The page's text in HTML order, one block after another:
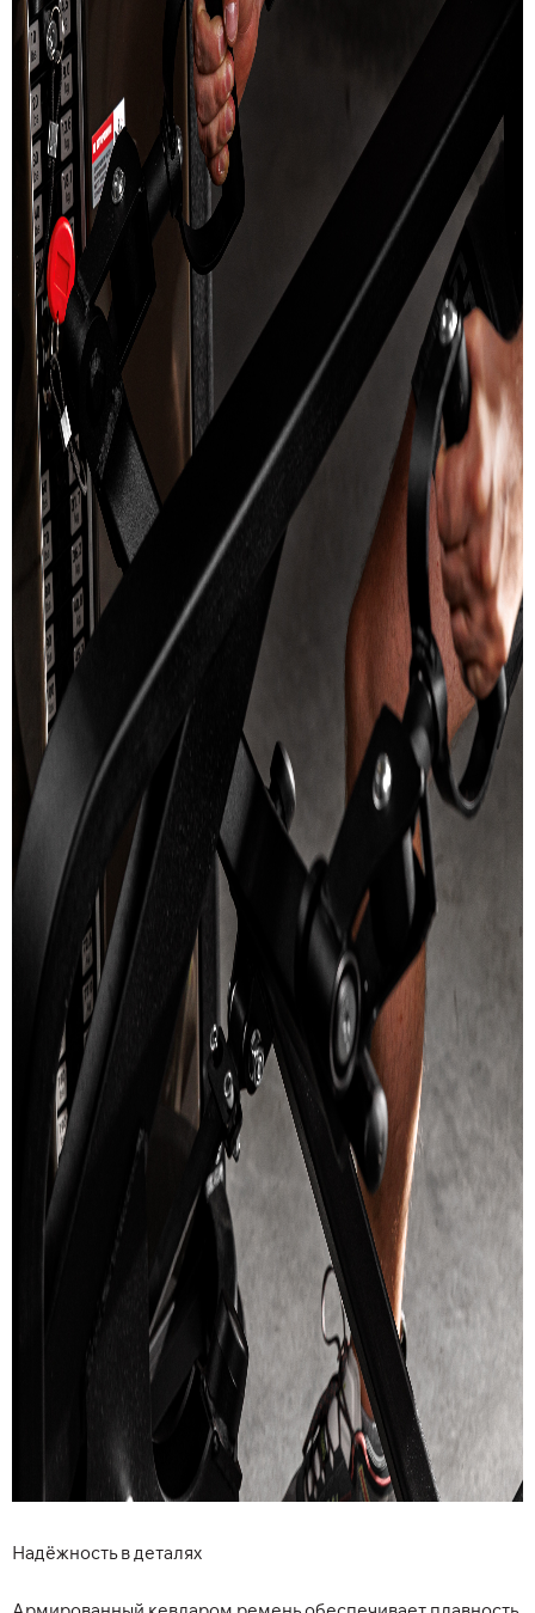
Надёжность в деталях